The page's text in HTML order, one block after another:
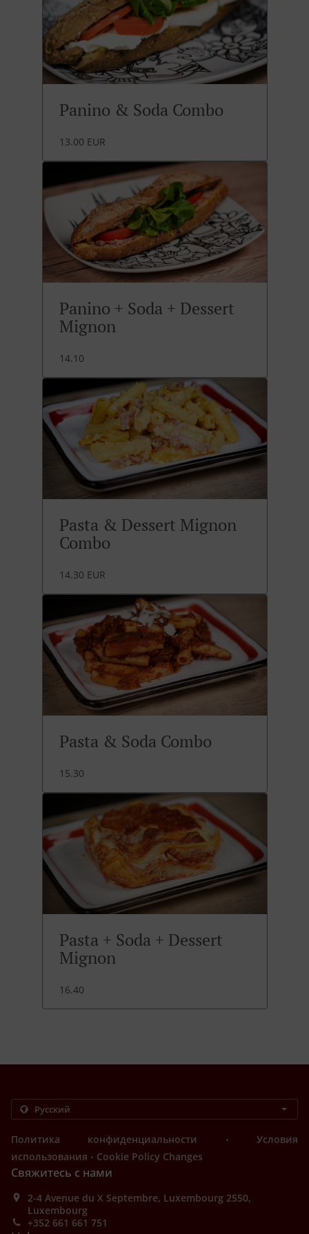
Panino & Soda Combo
13.00 EUR
Panino + Soda + Dessert
Mignon
14.10
Pasta & Dessert Mignon
Combo
14.30 EUR
Pasta & Soda Combo
15.30
Pasta + Soda + Dessert
Mignon
16.40
Политика конфиденциальности .
Условия
использования . Cookie Policy Changes
Свяжитесь с нами
2-4 Avenue du X Septembre, Luxembourg 2550,
Luxembourg
+352 661 661 751